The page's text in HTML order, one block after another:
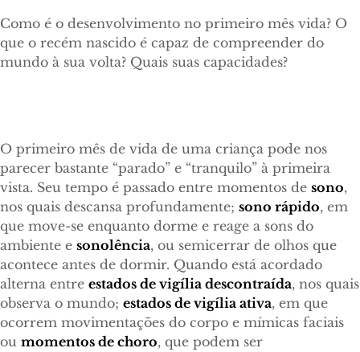
Como é o desenvolvimento no primeiro mês vida? O
que o recém nascido é capaz de compreender do
mundo à sua volta? Quais suas capacidades?
O primeiro mês de vida de uma criança pode nos
parecer bastante “parado” e “tranquilo” à primeira
vista. Seu tempo é passado entre momentos de sono,
nos quais descansa profundamente; sono rápido, em
que move-se enquanto dorme e reage a sons do
ambiente e sonolência, ou semicerrar de olhos que
acontece antes de dormir. Quando está acordado
alterna entre estados de vigília descontraída, nos quais
observa o mundo; estados de vigília ativa, em que
ocorrem movimentações do corpo e mímicas faciais
ou momentos de choro, que podem ser